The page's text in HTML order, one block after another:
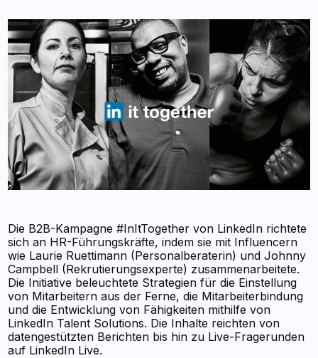
Die B2B-Kampagne #InItTogether von LinkedIn richtete
sich an HR-Führungskräfte, indem sie mit Influencern
wie Laurie Ruettimann (Personalberaterin) und Johnny
Campbell (Rekrutierungsexperte) zusammenarbeitete.
Die Initiative beleuchtete Strategien für die Einstellung
von Mitarbeitern aus der Ferne, die Mitarbeiterbindung
und die Entwicklung von Fähigkeiten mithilfe von
LinkedIn Talent Solutions. Die Inhalte reichten von
datengestützten Berichten bis hin zu Live-Fragerunden
auf LinkedIn Live.